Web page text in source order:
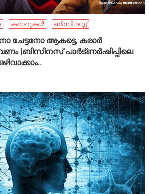
കരാറുകൾ ബിസിനസ്സ്
ചേട്ടനോ ആകട്ടെ, കരാർ
|ബിസിനസ് പാർട്ണർഷിപ്പിലെ